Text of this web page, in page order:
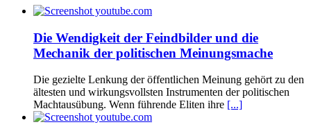
Die Wendigkeit der Feindbilder und die
Mechanik der politischen Meinungsmache
Die gezielte Lenkung der öffentlichen Meinung gehört zu den
ältesten und wirkungsvollsten Instrumenten der politischen
Machtausübung. Wenn führende Eliten ihre [...]